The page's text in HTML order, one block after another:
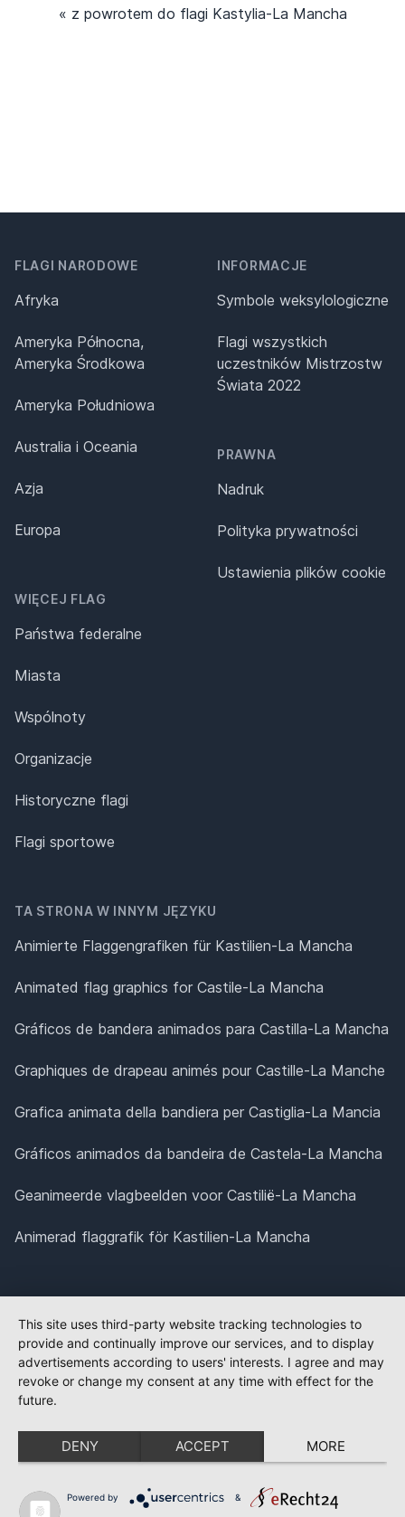
« z powrotem do flagi Kastylia-La Mancha
FLAGI NARODOWE
Afryka
Ameryka Północna,
Ameryka Środkowa
Ameryka Południowa
Australia i Oceania
Azja
Europa
WIĘCEJ FLAG
Państwa federalne
Miasta
Wspólnoty
Organizacje
Historyczne flagi
Flagi sportowe
INFORMACJE
Symbole weksylologiczne
Flagi wszystkich
uczestników Mistrzostw
Świata 2022
PRAWNA
Nadruk
Polityka prywatności
Ustawienia plików cookie
TA STRONA W INNYM JĘZYKU
Animierte Flaggengrafiken für Kastilien-La Mancha
Animated flag graphics for Castile-La Mancha
Gráficos de bandera animados para Castilla-La Mancha
Graphiques de drapeau animés pour Castille-La Manche
Grafica animata della bandiera per Castiglia-La Mancia
Gráficos animados da bandeira de Castela-La Mancha
Geanimeerde vlagbeelden voor Castilië-La Mancha
Animerad flaggrafik för Kastilien-La Mancha
This site uses third-party website tracking technologies to
provide and continually improve our services, and to display
advertisements according to users' interests. I agree and may
revoke or change my consent at any time with effect for the
future.
DENY ACCEPT MORE
Powered by &